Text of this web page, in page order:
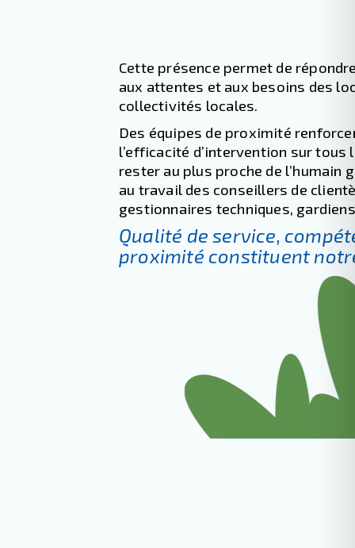
Cette présence permet de
aux attentes et aux besoins des
collectivités locales.
Des équipes de proximité
l’efficacité d’intervention sur tous
rester au plus proche de l’humain
au travail des conseillers de
gestionnaires techniques,
Qualité de service,
proximité constituent